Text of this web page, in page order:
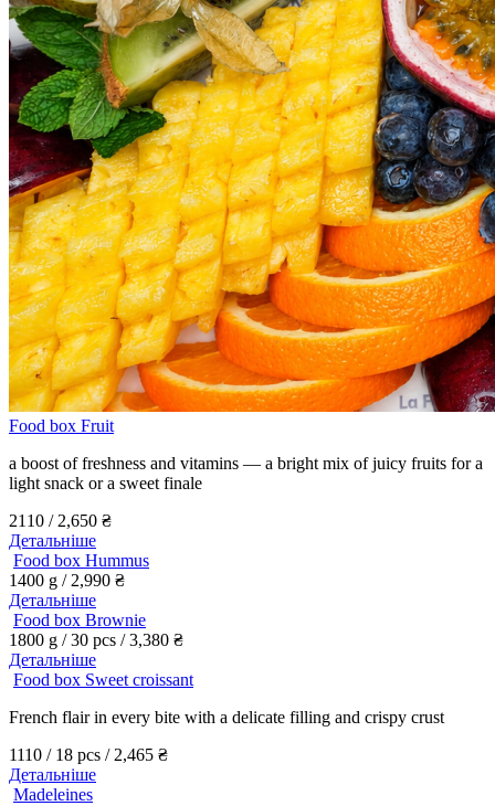
Food box Fruit
a boost of freshness and vitamins — a bright mix of juicy fruits for a
light snack or a sweet finale
2110 / 2,650 ₴
Детальніше
Food box Hummus
1400 g / 2,990 ₴
Детальніше
Food box Brownie
1800 g / 30 pcs /3,380 ₴
Детальніше
Food box Sweet croissant
French flair in every bite with a delicate filling and crispy crust
1110 / 18 pcs / 2,465 ₴
Детальніше
Madeleines